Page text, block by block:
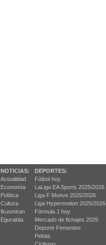
NOTICIAS:
Actualidad
Economía
Política
Cultura
Ikusmiran
Eguraldia
DEPORTES:
Fútbol hoy
LaLiga EA Sports 2025/2026
Liga F Moeve 2025/2026
Liga Hypermotion 2025/2026
Fórmula 1 hoy
Mercado de fichajes 2025
Deporte Femenino
Pelota